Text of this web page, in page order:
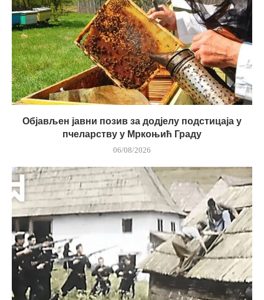
Објављен јавни позив за додјелу подстицаја у
пчеларству у Мркоњић Граду
06/08/2026